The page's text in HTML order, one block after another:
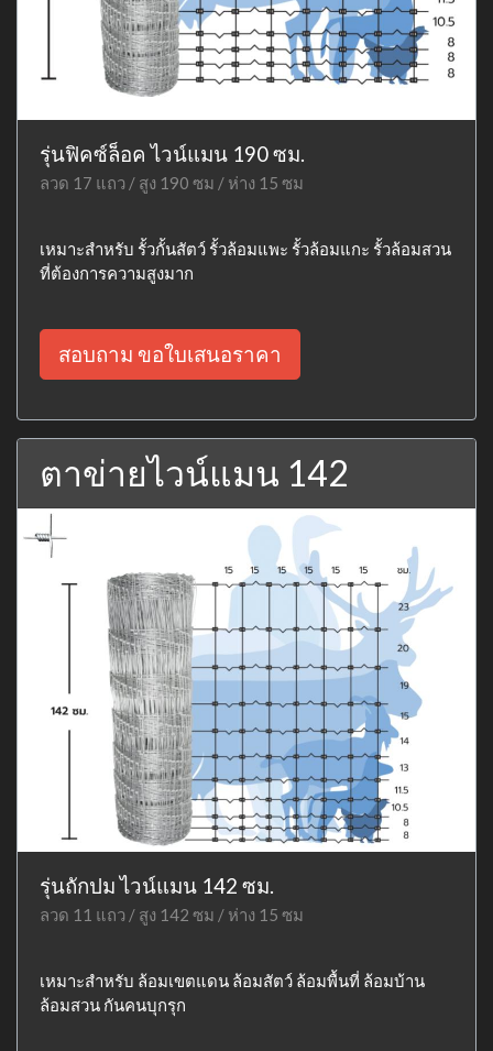
รุ่นฟิคซ์ล็อค ไวน์แมน 190 ซม.
ลวด 17 แถว / สูง 190 ซม / ห่าง 15 ซม
เหมาะสำหรับ รั้วกั้นสัตว์ รั้วล้อมแพะ รั้วล้อมแกะ รั้วล้อมสวน
ที่ต้องการความสูงมาก
สอบถาม ขอใบเสนอราคา
ตาข่ายไวน์แมน 142
รุ่นถักปม ไวน์แมน 142 ซม.
ลวด 11 แถว / สูง 142 ซม / ห่าง 15 ซม
เหมาะสำหรับ ล้อมเขตแดน ล้อมสัตว์ ล้อมพื้นที่ ล้อมบ้าน
ล้อมสวน กันคนบุกรุก